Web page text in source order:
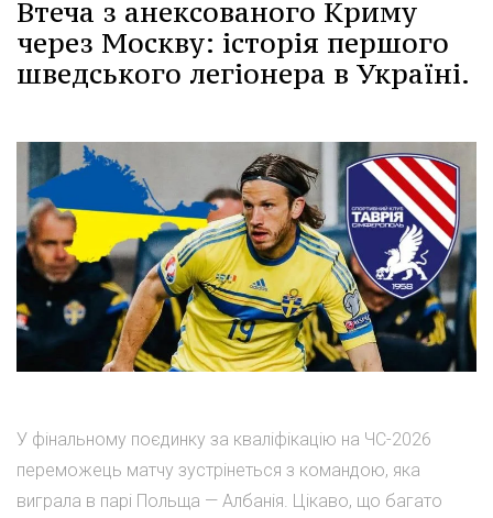
Втеча з анексованого Криму
через Москву: історія першого
шведського легіонера в Україні.
У фінальному поєдинку за кваліфікацію на ЧС-2026
переможець матчу зустрінеться з командою, яка
виграла в парі Польща — Албанія. Цікаво, що багато